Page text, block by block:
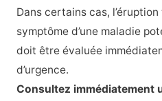
Dans certains cas,
symptôme d’une maladie
doit être évaluée
d’urgence.
Consultez immédiatement